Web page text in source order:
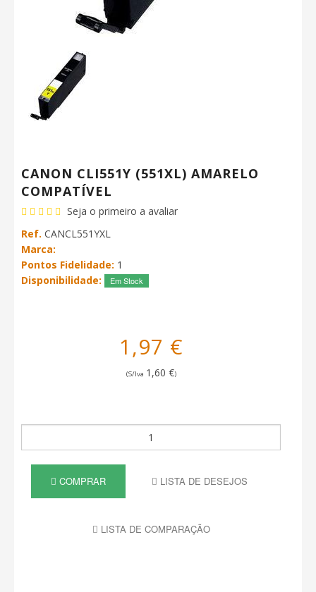
CANON CLI551Y (551XL) AMARELO
COMPATÍVEL
Seja o primeiro a avaliar
Ref. CANCL551YXL
Marca:
Pontos Fidelidade: 1
Disponibilidade:
Em Stock
1,97 €
(S/Iva 1,60 €)
COMPRAR LISTA DE DESEJOS
LISTA DE COMPARAÇÃO